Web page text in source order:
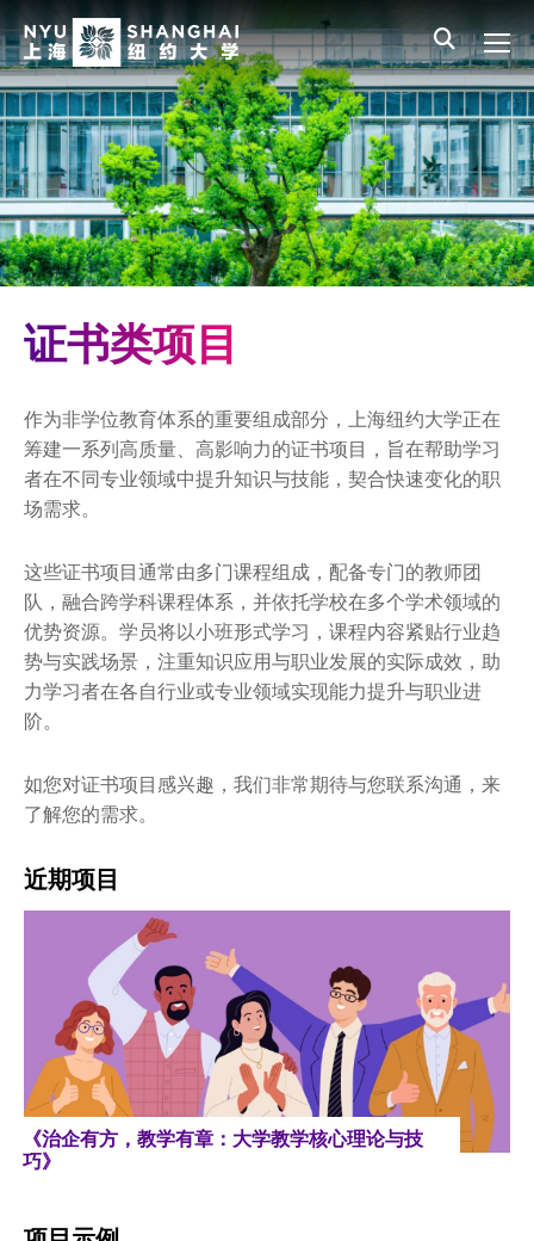
English 员工登录 All NYU
Main Menu CN
本科生教育
研究生项目
非学历教育
定制培训项目
证书类项目
非学历教育项目新闻
EM城市与不动产研究院
图书馆
证书类项目
作为非学位教育体系的重要组成部分，上海纽约大学正在
筹建一系列高质量、高影响力的证书项目，旨在帮助学习
者在不同专业领域中提升知识与技能，契合快速变化的职
场需求。
这些证书项目通常由多门课程组成，配备专门的教师团
队，融合跨学科课程体系，并依托学校在多个学术领域的
优势资源。学员将以小班形式学习，课程内容紧贴行业趋
势与实践场景，注重知识应用与职业发展的实际成效，助
力学习者在各自行业或专业领域实现能力提升与职业进
阶。
如您对证书项目感兴趣，我们非常期待与您联系沟通，来
了解您的需求。
近期项目
《治企有方，教学有章：大学教学核心理论与技
巧》